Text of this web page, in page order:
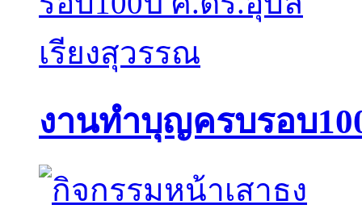
งานทำบุญครบรอบ